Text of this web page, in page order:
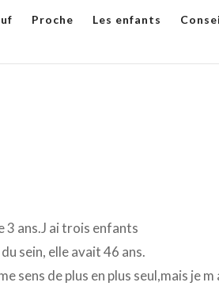
Proche Les enfants
3 ans.J ai trois enfants
sein, elle avait 46 ans.
sens de plus en plus seul,mais je m